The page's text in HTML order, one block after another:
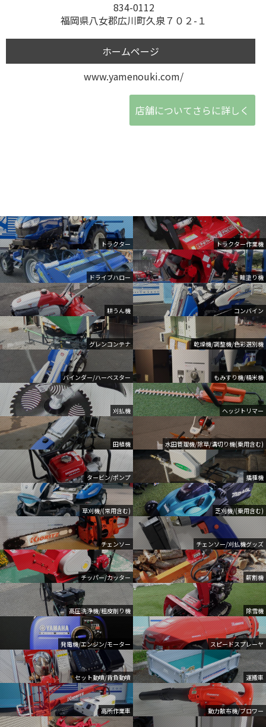
トラクター トラクター作業機
ドライブハロー 畦塗り機
耕うん機 コンバイン
グレンコンテナ 乾燥機/調整機/色彩選別機
バインダー/ハーベスター もみすり機/精米機
刈払機 ヘッジトリマー
田植機 水田管理機/除草/溝切り機(乗用含む)
タービン/ポンプ 播種機
草刈機/(常用含む) 芝刈機/(乗用含む)
チェンソー チェンソー/刈払機グッズ
チッパー/カッター 薪割機
高圧洗浄機/粗皮削り機 除雪機
発電機/エンジン/モーター スピードスプレーヤ
セット動噴/背負動噴 運搬車
高所作業車 動力散布機/ブロワー
834-0112
福岡県八女郡広川町久泉７０２-１
ホームページ
www.yamenouki.com/
店舗についてさらに詳しく